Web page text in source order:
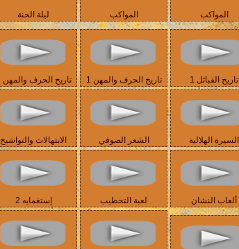
المواكب المواكب ليلة الحنة
تاريخ القبائل 1 تاريخ الحرف والمهن 1 تاريخ الحرف والمهن 2
السيرة الهلالية الشعر الصوفي الابتهالات والتواشيح
ألعاب النشان لعبة التحطيب إستغمايه 2